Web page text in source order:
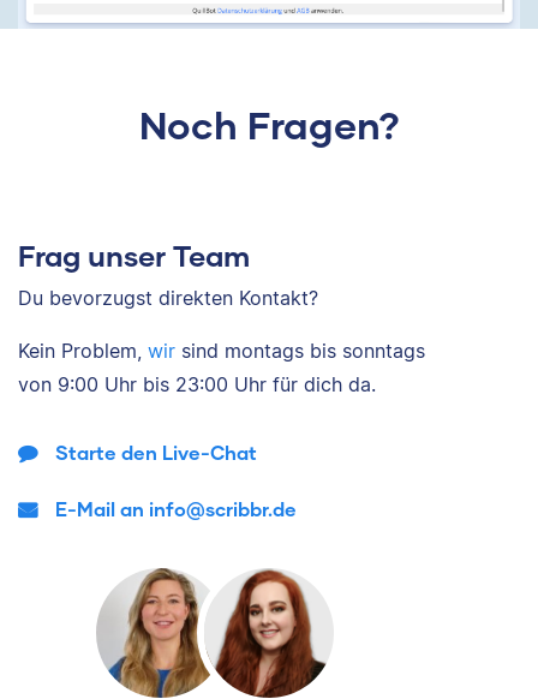
Noch Fragen?
Frag unser Team
Du bevorzugst direkten Kontakt?
Kein Problem, wir sind montags bis sonntags
von 9:00 Uhr bis 23:00 Uhr für dich da.
Starte den Live-Chat
E-Mail an info@scribbr.de